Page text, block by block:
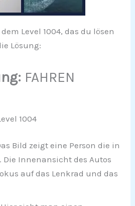
Level 1004, das du lösen
Lösung:
FAHREN
1004
Bild zeigt eine Person die in
Innenansicht des Autos
auf das Lenkrad und das